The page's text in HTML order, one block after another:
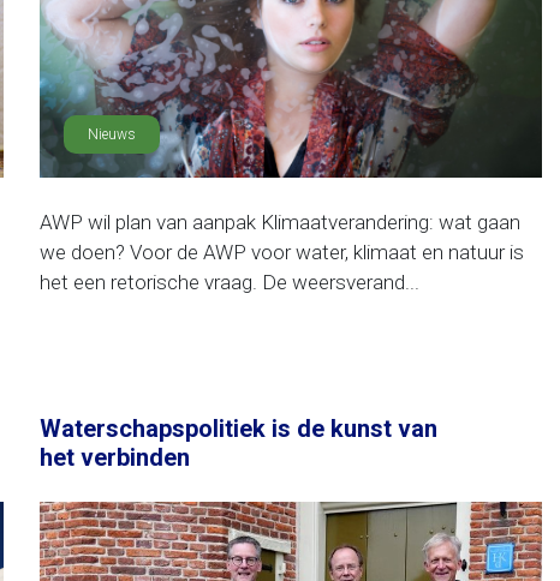
Nieuws
AWP wil plan van aanpak Klimaatverandering: wat gaan
we doen? Voor de AWP voor water, klimaat en natuur is
het een retorische vraag. De weersverand...
Waterschapspolitiek is de kunst van
het verbinden